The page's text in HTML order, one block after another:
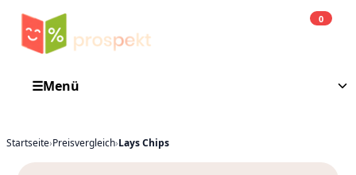
0
☰Menü
Startseite›Preisvergleich›Lays Chips